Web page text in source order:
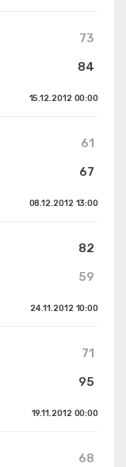
73
84
15.12.2012 00:00
61
67
08.12.2012 13:00
82
59
24.11.2012 10:00
71
95
19.11.2012 00:00
68